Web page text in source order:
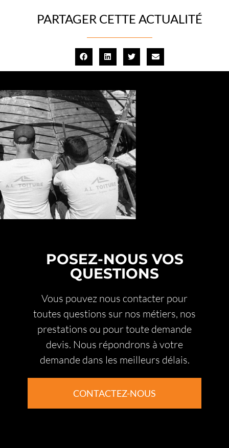
PARTAGER CETTE ACTUALITÉ
POSEZ-NOUS VOS
QUESTIONS
Vous pouvez nous contacter pour
toutes questions sur nos métiers, nos
prestations ou pour toute demande
devis. Nous répondrons à votre
demande dans les meilleurs délais.
CONTACTEZ-NOUS